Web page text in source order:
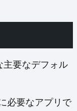
主要なデフォル
必要なアプリで